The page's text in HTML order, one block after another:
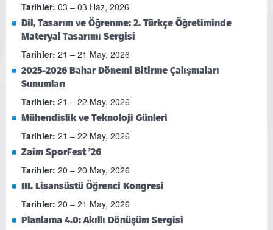
Tarihler: 03 – 03 Haz, 2026
Dil, Tasarım ve Öğrenme: 2. Türkçe Öğretiminde
Materyal Tasarımı Sergisi
Tarihler: 21 – 21 May, 2026
2025-2026 Bahar Dönemi Bitirme Çalışmaları
Sunumları
Tarihler: 21 – 22 May, 2026
Mühendislik ve Teknoloji Günleri
Tarihler: 21 – 22 May, 2026
Zaim SporFest ’26
Tarihler: 20 – 20 May, 2026
III. Lisansüstü Öğrenci Kongresi
Tarihler: 20 – 21 May, 2026
Planlama 4.0: Akıllı Dönüşüm Sergisi